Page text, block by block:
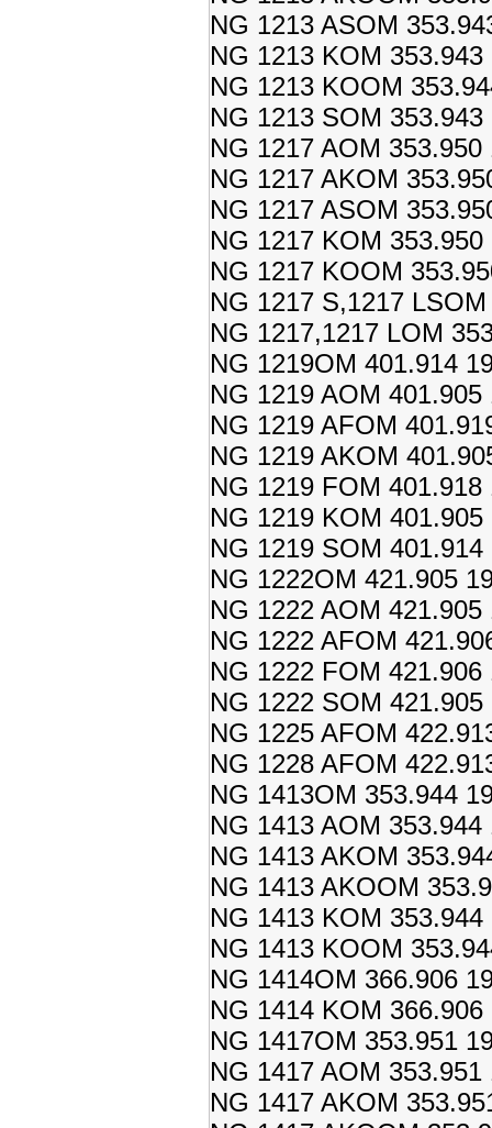
NG 1213 ASOM
NG 1213 KOM
NG 1213 KOOM
NG 1213 SOM
NG 1217 AOM
NG 1217 AKOM
NG 1217 ASOM
NG 1217 KOM
NG 1217 KOOM
NG 1217 S,1217
NG 1217,1217 LOM
NG 1219OM 401.914
NG 1219 AOM
NG 1219 AFOM
NG 1219 AKOM
NG 1219 FOM
NG 1219 KOM
NG 1219 SOM
NG 1222OM 421.905
NG 1222 AOM
NG 1222 AFOM
NG 1222 FOM
NG 1222 SOM
NG 1225 AFOM
NG 1228 AFOM
NG 1413OM 353.944
NG 1413 AOM
NG 1413 AKOM
NG 1413 AKOOM
NG 1413 KOM
NG 1413 KOOM
NG 1414OM 366.906
NG 1414 KOM
NG 1417OM 353.951
NG 1417 AOM
NG 1417 AKOM